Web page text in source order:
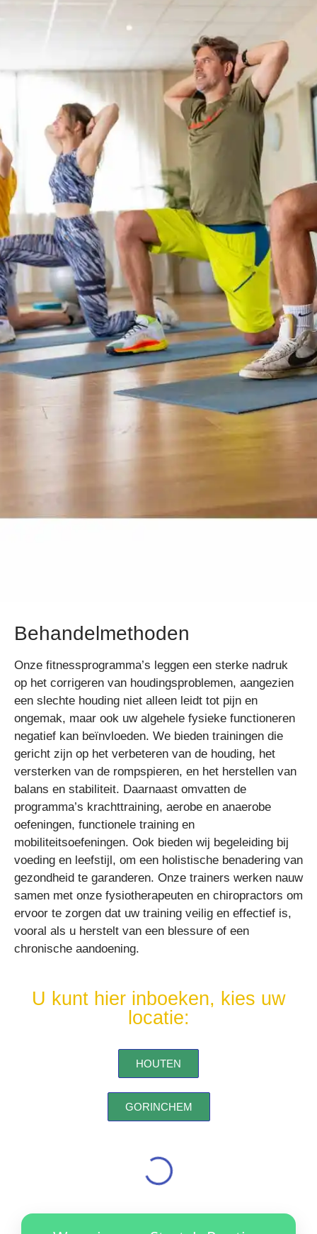
Behandelmethoden
Onze fitnessprogramma’s leggen een sterke nadruk
op het corrigeren van houdingsproblemen, aangezien
een slechte houding niet alleen leidt tot pijn en
ongemak, maar ook uw algehele fysieke functioneren
negatief kan beïnvloeden. We bieden trainingen die
gericht zijn op het verbeteren van de houding, het
versterken van de rompspieren, en het herstellen van
balans en stabiliteit. Daarnaast omvatten de
programma’s krachttraining, aerobe en anaerobe
oefeningen, functionele training en
mobiliteitsoefeningen. Ook bieden wij begeleiding bij
voeding en leefstijl, om een holistische benadering van
gezondheid te garanderen. Onze trainers werken nauw
samen met onze fysiotherapeuten en chiropractors om
ervoor te zorgen dat uw training veilig en effectief is,
vooral als u herstelt van een blessure of een
chronische aandoening.
U kunt hier inboeken, kies uw
locatie:
HOUTEN
GORINCHEM